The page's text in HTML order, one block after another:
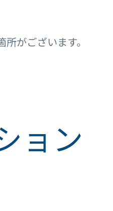
がございます。
ョン